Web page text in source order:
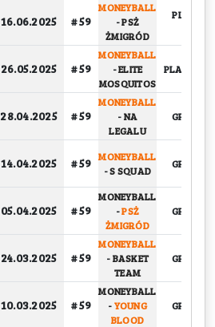
16.06.2025 # 59
MONEYBALL
-PSŻ
ŻMIGRÓD
PLAY-
26.05.2025 # 59
MONEYBALL
-ELITE
MOSQUITOS
PLAY-OFF,
28.04.2025 # 59
MONEYBALL
-NA
LEGALU
14.04.2025 # 59 MONEYBALL
-S SQUAD
05.04.2025 # 59
MONEYBALL
-PSŻ
ŻMIGRÓD
24.03.2025 # 59
MONEYBALL
-BASKET
TEAM
10.03.2025 # 59
MONEYBALL
-YOUNG
BLOOD